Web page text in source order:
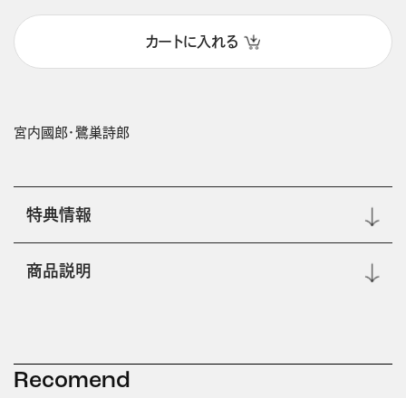
カートに入れる
宮内國郎・鷺巣詩郎
特典情報
商品説明
Recomend